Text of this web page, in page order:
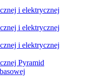
i elektrycznej
i elektrycznej
i elektrycznej
Pyramid